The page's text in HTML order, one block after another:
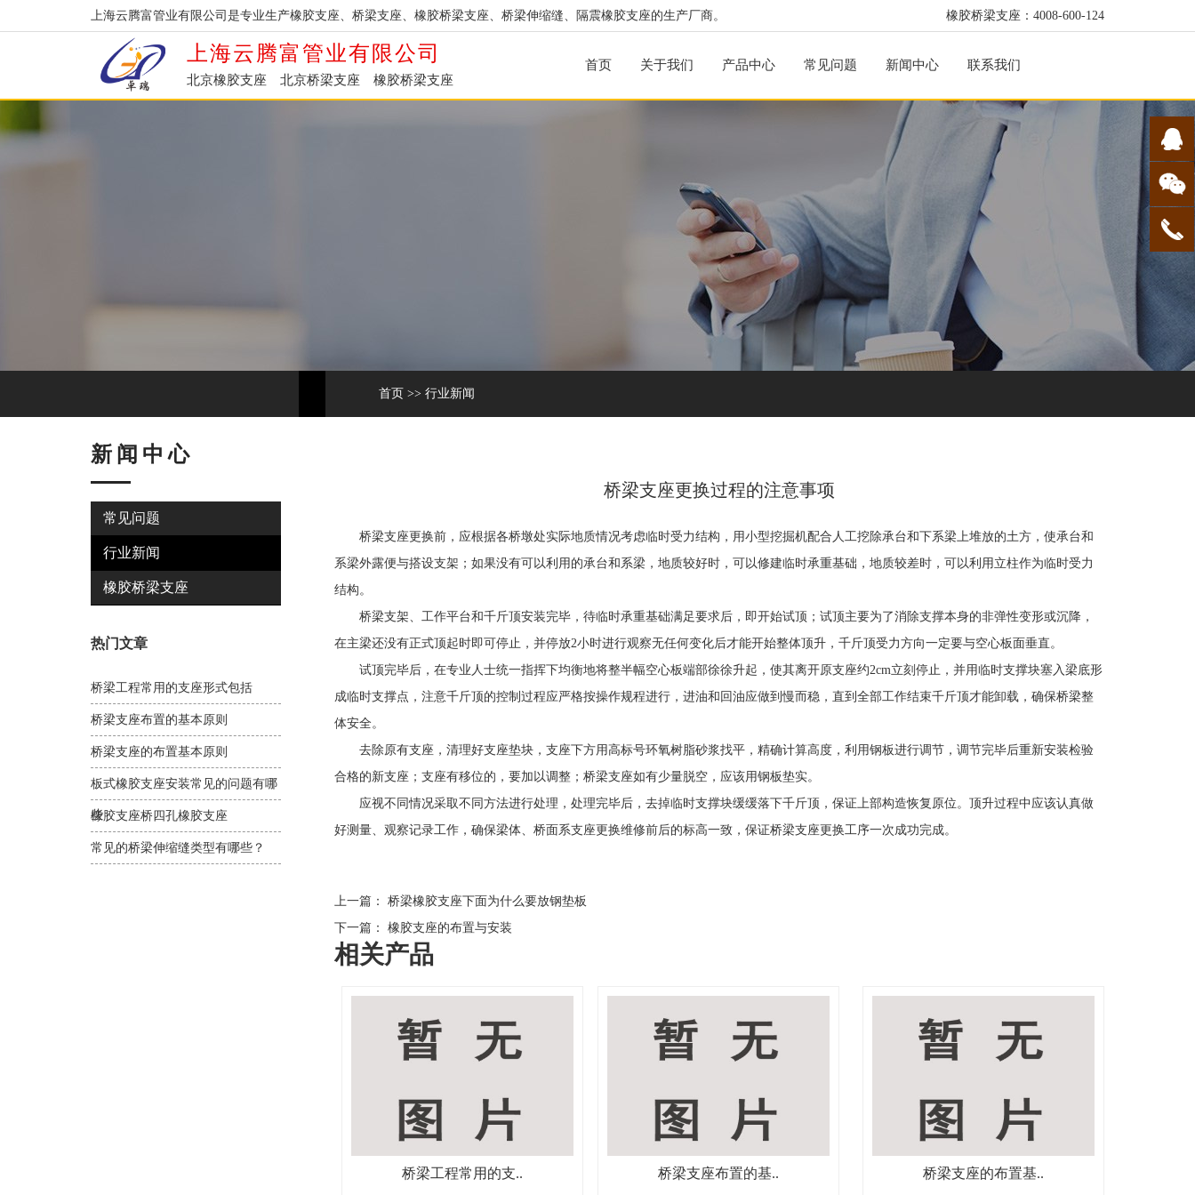
橡胶桥梁支座：4008-600-124
上海云腾富管业有限公司是专业生产橡胶支座、桥梁支座、橡胶桥梁支座、桥梁伸缩缝、隔震橡胶支座的生产厂商。
上海云腾富管业有限公司
北京橡胶支座 北京桥梁支座 橡胶桥梁支座
首页 关于我们 产品中心 常见问题 新闻中心 联系我们
首页 >> 行业新闻
新闻中心
常见问题
行业新闻
橡胶桥梁支座
热门文章
桥梁工程常用的支座形式包括
桥梁支座布置的基本原则
桥梁支座的布置基本原则
板式橡胶支座安装常见的问题有哪
些
橡胶支座桥四孔橡胶支座
常见的桥梁伸缩缝类型有哪些？
桥梁支座更换过程的注意事项
桥梁支座更换前，应根据各桥墩处实际地质情况考虑临时受力结构，用小型挖掘机配合人工挖除承台和下系梁上堆放的土方，使承台和
系梁外露便与搭设支架；如果没有可以利用的承台和系梁，地质较好时，可以修建临时承重基础，地质较差时，可以利用立柱作为临时受力
结构。
桥梁支架、工作平台和千斤顶安装完毕，待临时承重基础满足要求后，即开始试顶；试顶主要为了消除支撑本身的非弹性变形或沉降，
在主梁还没有正式顶起时即可停止，并停放2小时进行观察无任何变化后才能开始整体顶升，千斤顶受力方向一定要与空心板面垂直。
试顶完毕后，在专业人士统一指挥下均衡地将整半幅空心板端部徐徐升起，使其离开原支座约2cm立刻停止，并用临时支撑块塞入梁底形
成临时支撑点，注意千斤顶的控制过程应严格按操作规程进行，进油和回油应做到慢而稳，直到全部工作结束千斤顶才能卸载，确保桥梁整
体安全。
去除原有支座，清理好支座垫块，支座下方用高标号环氧树脂砂浆找平，精确计算高度，利用钢板进行调节，调节完毕后重新安装检验
合格的新支座；支座有移位的，要加以调整；桥梁支座如有少量脱空，应该用钢板垫实。
应视不同情况采取不同方法进行处理，处理完毕后，去掉临时支撑块缓缓落下千斤顶，保证上部构造恢复原位。顶升过程中应该认真做
好测量、观察记录工作，确保梁体、桥面系支座更换维修前后的标高一致，保证桥梁支座更换工序一次成功完成。
上一篇：
桥梁橡胶支座下面为什么要放钢垫板
下一篇：
橡胶支座的布置与安装
相关产品
桥梁工程常用的支.. 桥梁支座布置的基.. 桥梁支座的布置基..